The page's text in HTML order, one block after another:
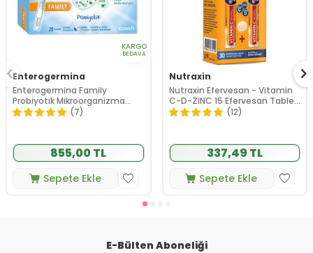
KARGO
BEDAVA
Enterogermina
Enterogermina Family
Probiyotik Mikroorganizma
İçeren Takviye Edici Gıda 20
(7)
855,00 TL
Sepete Ekle
Nutraxin
Nutraxin Efervesan - Vitamin
C-D-ZINC 15 Efervesan Tablet
- 1 ALANA 1 BEDAVA
(12)
337,49 TL
Sepete Ekle
E-Bülten Aboneliği